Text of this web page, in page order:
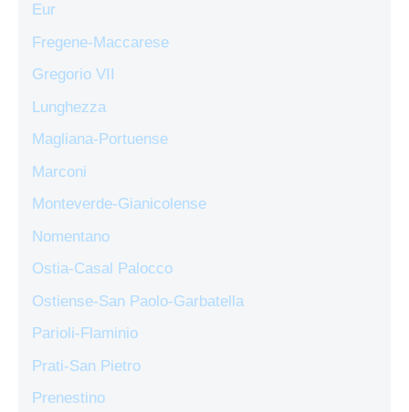
Eur
Fregene-Maccarese
Gregorio VII
Lunghezza
Magliana-Portuense
Marconi
Monteverde-Gianicolense
Nomentano
Ostia-Casal Palocco
Ostiense-San Paolo-Garbatella
Parioli-Flaminio
Prati-San Pietro
Prenestino